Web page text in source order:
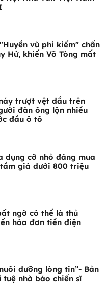
vũ phi kiếm" chấn
Hử, khiến Võ Tòng mất
trượt vệt dầu trên
đàn ông lộn nhiều
đầu ô tô
dụng cỡ nhỏ đáng mua
giá dưới 800 triệu
ngờ có thể là thủ
hóa đơn tiền điện
dưỡng lòng tin”- Bản
tuệ nhà báo chiến sĩ